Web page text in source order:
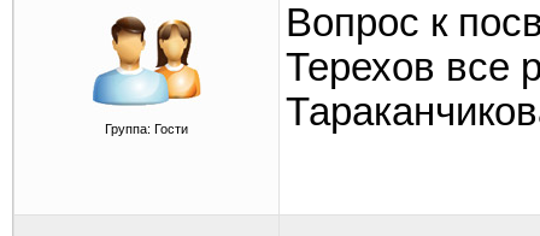
Группа: Гости
Вопрос к
Терехов все